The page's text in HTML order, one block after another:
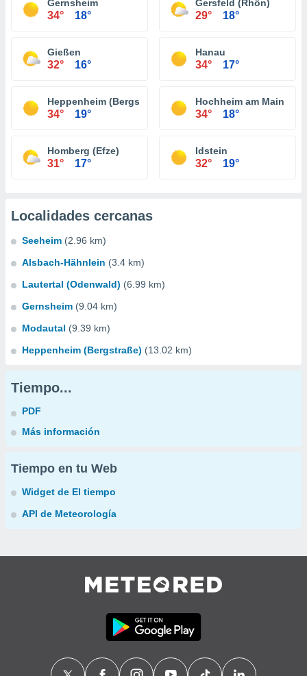
Gernsheim
34° 18°
Gersfeld (Rhön)
29° 18°
Gießen
32° 16°
Hanau
34° 17°
Heppenheim (Bergstraße)
34° 19°
Hochheim am Main
34° 18°
Homberg (Efze)
31° 17°
Idstein
32° 19°
Localidades cercanas
Seeheim (2.96 km)
Alsbach-Hähnlein (3.4 km)
Lautertal (Odenwald) (6.99 km)
Gernsheim (9.04 km)
Modautal (9.39 km)
Heppenheim (Bergstraße) (13.02 km)
Tiempo...
PDF
Más información
Tiempo en tu Web
Widget de El tiempo
API de Meteorología